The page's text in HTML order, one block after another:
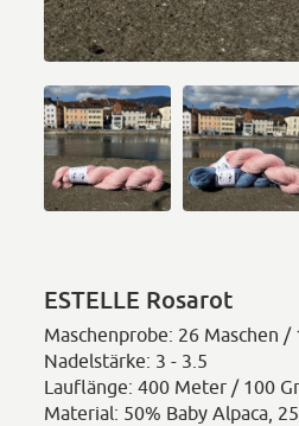
ESTELLE Rosarot
Maschenprobe: 26 Maschen /
Nadelstärke: 3 - 3.5
Lauflänge: 400 Meter / 100
Material: 50% Baby Alpaca,